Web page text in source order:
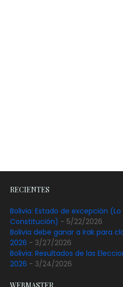
RECIENTES
Bolivia: Estado de excepción
Constitución) - 5/22/2026
Bolivia debe ganar a Irak para
2026 - 3/27/2026
Bolivia: Resultados de las
2026 - 3/24/2026